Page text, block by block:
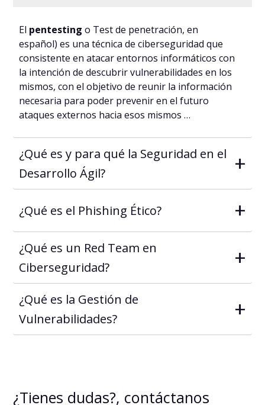
El pentestingo Test de penetración, en
español) es una técnica de ciberseguridad que
consistente en atacar entornos informáticos con
la intención de descubrir vulnerabilidades en los
mismos, con el objetivo de reunir la información
necesaria para poder prevenir en el futuro
ataques externos hacia esos mismos …
¿Qué es y para qué la Seguridad en el
Desarrollo Ágil?
+
¿Qué es el Phishing Ético? +
¿Qué es un Red Team en
Ciberseguridad?
+
¿Qué es la Gestión de
Vulnerabilidades?
+
¿Tienes dudas?, contáctanos